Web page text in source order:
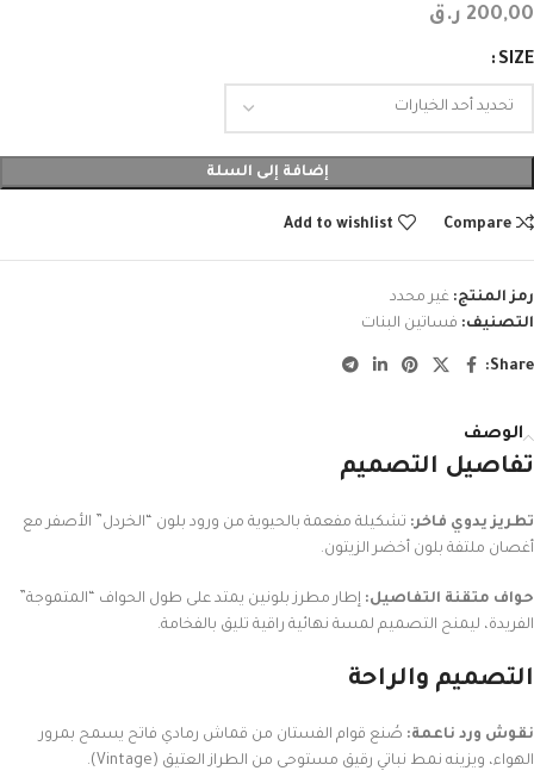
200,00 ر.ق
SIZE
إضافة إلى السلة
Compare
Add to wishlist
رمز المنتج: غير محدد
التصنيف: فساتين البنات
Share:
الوصف
تفاصيل التصميم
تطريز يدوي فاخر: تشكيلة مفعمة بالحيوية من ورود بلون “الخردل” الأصفر مع
أغصان ملتفة بلون أخضر الزيتون.
حواف متقنة التفاصيل: إطار مطرز بلونين يمتد على طول الحواف “المتموجة”
الفريدة، ليمنح التصميم لمسة نهائية راقية تليق بالفخامة.
التصميم والراحة
نقوش ورد ناعمة: صُنع قوام الفستان من قماش رمادي فاتح يسمح بمرور
الهواء، ويزينه نمط نباتي رقيق مستوحى من الطراز العتيق (Vintage).